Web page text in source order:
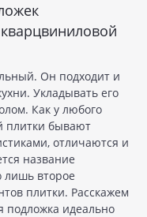
Он подходит и
Укладывать его
Как у любого
плитки бывают
отличаются и
название
второе
плитки. Расскажем
подложка идеально